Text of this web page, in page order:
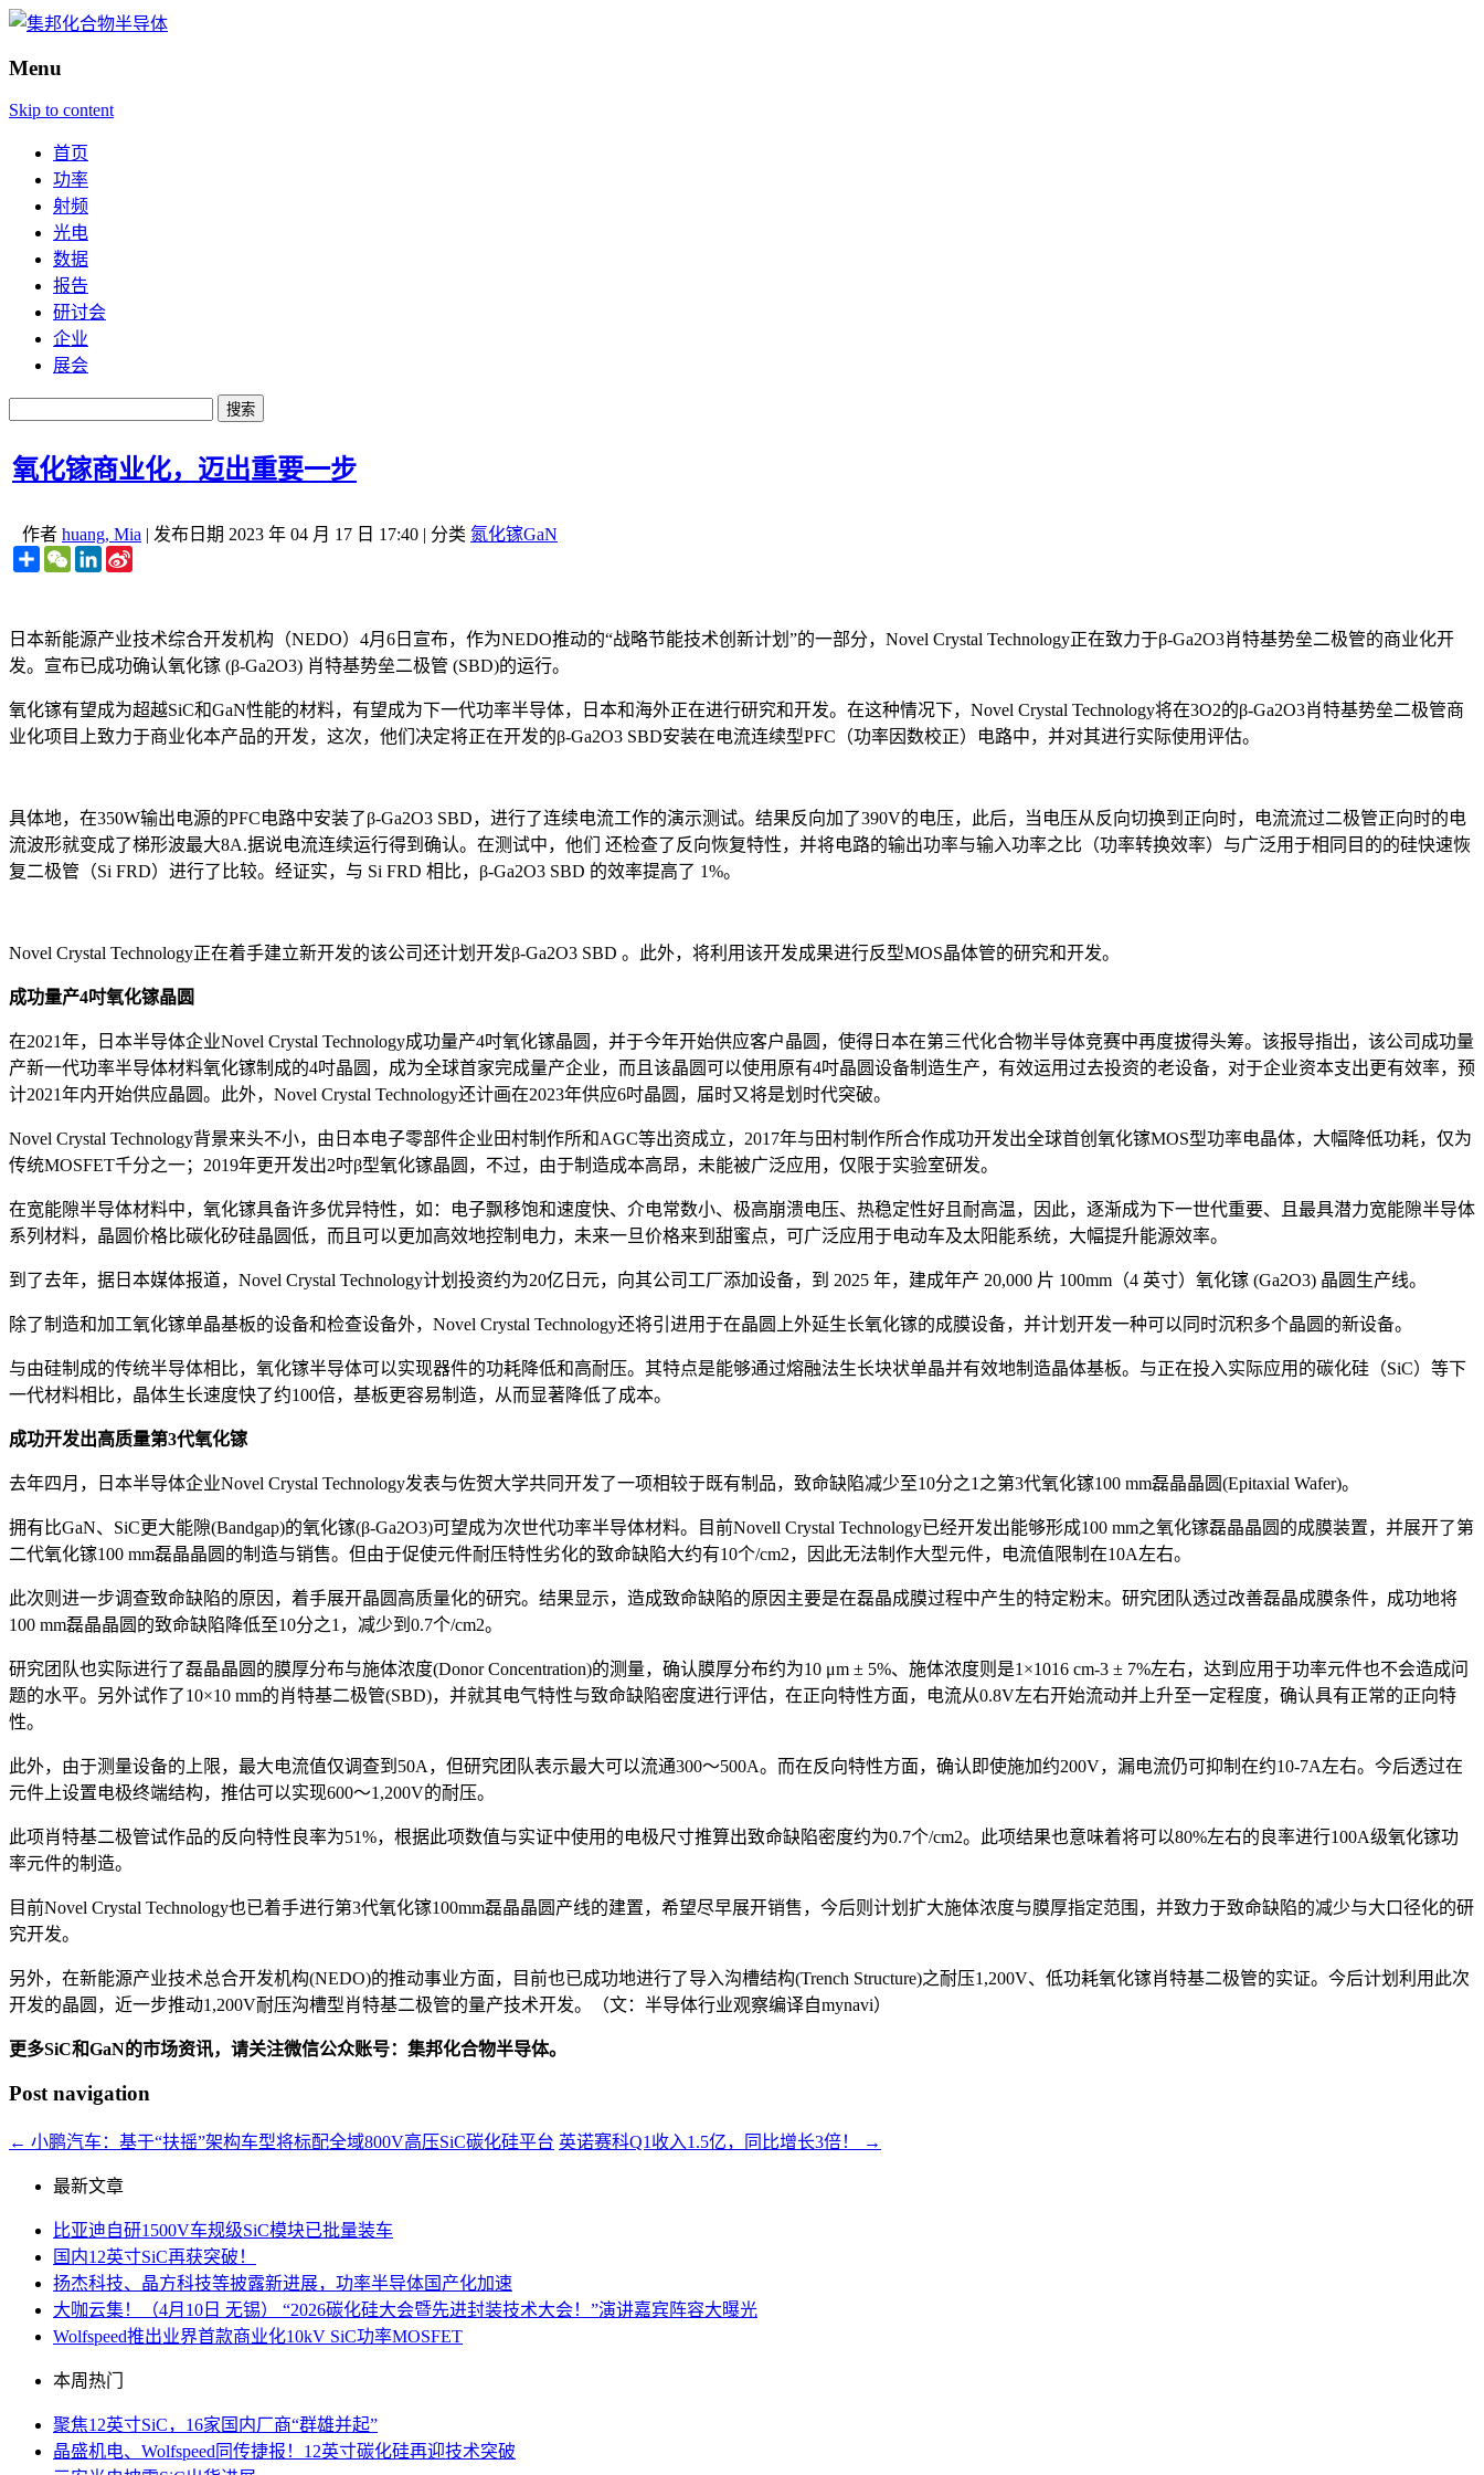
Menu
Skip to content
首页
功率
射频
光电
数据
报告
研讨会
企业
展会
氧化镓商业化，迈出重要一步
作者 huang, Mia | 发布日期 2023 年 04 月 17 日 17:40 | 分类 氮化镓GaN
ShareWeChatLinkedIn
日本新能源产业技术综合开发机构（NEDO）4月6日宣布，作为NEDO推动的“战略节能技术创新计划”的一部分，Novel Crystal Technology正在致力于β-Ga2O3肖特基势垒二极管的商业化开
发。宣布已成功确认氧化镓 (β-Ga2O3) 肖特基势垒二极管 (SBD)的运行。
氧化镓有望成为超越SiC和GaN性能的材料，有望成为下一代功率半导体，日本和海外正在进行研究和开发。在这种情况下，Novel Crystal Technology将在3O2的β-Ga2O3肖特基势垒二极管商
业化项目上致力于商业化本产品的开发，这次，他们决定将正在开发的β-Ga2O3 SBD安装在电流连续型PFC（功率因数校正）电路中，并对其进行实际使用评估。
具体地，在350W输出电源的PFC电路中安装了β-Ga2O3 SBD，进行了连续电流工作的演示测试。结果反向加了390V的电压，此后，当电压从反向切换到正向时，电流流过二极管正向时的电
流波形就变成了梯形波最大8A.据说电流连续运行得到确认。在测试中，他们 还检查了反向恢复特性，并将电路的输出功率与输入功率之比（功率转换效率）与广泛用于相同目的的硅快速恢
复二极管（Si FRD）进行了比较。经证实，与 Si FRD 相比，β-Ga2O3 SBD 的效率提高了 1%。
Novel Crystal Technology正在着手建立新开发的该公司还计划开发β-Ga2O3 SBD 。此外，将利用该开发成果进行反型MOS晶体管的研究和开发。
成功量产4吋氧化镓晶圆
在2021年，日本半导体企业Novel Crystal Technology成功量产4吋氧化镓晶圆，并于今年开始供应客户晶圆，使得日本在第三代化合物半导体竞赛中再度拔得头筹。该报导指出，该公司成功量
产新一代功率半导体材料氧化镓制成的4吋晶圆，成为全球首家完成量产企业，而且该晶圆可以使用原有4吋晶圆设备制造生产，有效运用过去投资的老设备，对于企业资本支出更有效率，预
计2021年内开始供应晶圆。此外，Novel Crystal Technology还计画在2023年供应6吋晶圆，届时又将是划时代突破。
Novel Crystal Technology背景来头不小，由日本电子零部件企业田村制作所和AGC等出资成立，2017年与田村制作所合作成功开发出全球首创氧化镓MOS型功率电晶体，大幅降低功耗，仅为
传统MOSFET千分之一；2019年更开发出2吋β型氧化镓晶圆，不过，由于制造成本高昂，未能被广泛应用，仅限于实验室研发。
在宽能隙半导体材料中，氧化镓具备许多优异特性，如：电子飘移饱和速度快、介电常数小、极高崩溃电压、热稳定性好且耐高温，因此，逐渐成为下一世代重要、且最具潜力宽能隙半导体
系列材料，晶圆价格比碳化矽硅晶圆低，而且可以更加高效地控制电力，未来一旦价格来到甜蜜点，可广泛应用于电动车及太阳能系统，大幅提升能源效率。
到了去年，据日本媒体报道，Novel Crystal Technology计划投资约为20亿日元，向其公司工厂添加设备，到 2025 年，建成年产 20,000 片 100mm（4 英寸）氧化镓 (Ga2O3) 晶圆生产线。
除了制造和加工氧化镓单晶基板的设备和检查设备外，Novel Crystal Technology还将引进用于在晶圆上外延生长氧化镓的成膜设备，并计划开发一种可以同时沉积多个晶圆的新设备。
与由硅制成的传统半导体相比，氧化镓半导体可以实现器件的功耗降低和高耐压。其特点是能够通过熔融法生长块状单晶并有效地制造晶体基板。与正在投入实际应用的碳化硅（SiC）等下
一代材料相比，晶体生长速度快了约100倍，基板更容易制造，从而显著降低了成本。
成功开发出高质量第3代氧化镓
去年四月，日本半导体企业Novel Crystal Technology发表与佐贺大学共同开发了一项相较于既有制品，致命缺陷减少至10分之1之第3代氧化镓100 mm磊晶晶圆(Epitaxial Wafer)。
拥有比GaN、SiC更大能隙(Bandgap)的氧化镓(β-Ga2O3)可望成为次世代功率半导体材料。目前Novell Crystal Technology已经开发出能够形成100 mm之氧化镓磊晶晶圆的成膜装置，并展开了第
二代氧化镓100 mm磊晶晶圆的制造与销售。但由于促使元件耐压特性劣化的致命缺陷大约有10个/cm2，因此无法制作大型元件，电流值限制在10A左右。
此次则进一步调查致命缺陷的原因，着手展开晶圆高质量化的研究。结果显示，造成致命缺陷的原因主要是在磊晶成膜过程中产生的特定粉末。研究团队透过改善磊晶成膜条件，成功地将
100 mm磊晶晶圆的致命缺陷降低至10分之1，减少到0.7个/cm2。
研究团队也实际进行了磊晶晶圆的膜厚分布与施体浓度(Donor Concentration)的测量，确认膜厚分布约为10 μm ± 5%、施体浓度则是1×1016 cm-3 ± 7%左右，达到应用于功率元件也不会造成问
题的水平。另外试作了10×10 mm的肖特基二极管(SBD)，并就其电气特性与致命缺陷密度进行评估，在正向特性方面，电流从0.8V左右开始流动并上升至一定程度，确认具有正常的正向特
性。
此外，由于测量设备的上限，最大电流值仅调查到50A，但研究团队表示最大可以流通300～500A。而在反向特性方面，确认即使施加约200V，漏电流仍可抑制在约10-7A左右。今后透过在
元件上设置电极终端结构，推估可以实现600～1,200V的耐压。
此项肖特基二极管试作品的反向特性良率为51%，根据此项数值与实证中使用的电极尺寸推算出致命缺陷密度约为0.7个/cm2。此项结果也意味着将可以80%左右的良率进行100A级氧化镓功
率元件的制造。
目前Novel Crystal Technology也已着手进行第3代氧化镓100mm磊晶晶圆产线的建置，希望尽早展开销售，今后则计划扩大施体浓度与膜厚指定范围，并致力于致命缺陷的减少与大口径化的研
究开发。
另外，在新能源产业技术总合开发机构(NEDO)的推动事业方面，目前也已成功地进行了导入沟槽结构(Trench Structure)之耐压1,200V、低功耗氧化镓肖特基二极管的实证。今后计划利用此次
开发的晶圆，近一步推动1,200V耐压沟槽型肖特基二极管的量产技术开发。（文：半导体行业观察编译自mynavi）
更多SiC和GaN的市场资讯，请关注微信公众账号：集邦化合物半导体。
Post navigation
← 小鹏汽车：基于“扶摇”架构车型将标配全域800V高压SiC碳化硅平台 英诺赛科Q1收入1.5亿，同比增长3倍！ →
最新文章
比亚迪自研1500V车规级SiC模块已批量装车
国内12英寸SiC再获突破！
扬杰科技、晶方科技等披露新进展，功率半导体国产化加速
大咖云集！（4月10日 无锡） “2026碳化硅大会暨先进封装技术大会！”演讲嘉宾阵容大曝光
Wolfspeed推出业界首款商业化10kV SiC功率MOSFET
本周热门
聚焦12英寸SiC，16家国内厂商“群雄并起”
晶盛机电、Wolfspeed同传捷报！12英寸碳化硅再迎技术突破